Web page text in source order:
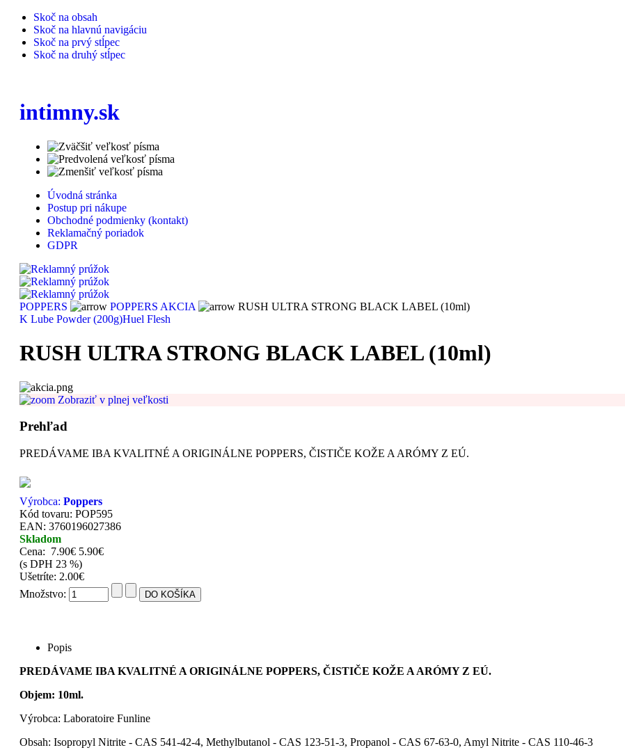
Skoč na obsah
Skoč na hlavnú navigáciu
Skoč na prvý stĺpec
Skoč na druhý stĺpec
intimny.sk
Úvodná stránka
Postup pri nákupe
Obchodné podmienky (kontakt)
Reklamačný poriadok
GDPR
POPPERS POPPERS AKCIA
RUSH ULTRA STRONG BLACK LABEL (10ml)
K Lube Powder (200g)Huel Flesh
RUSH ULTRA STRONG BLACK LABEL (10ml)
Zobraziť v plnej veľkosti
Prehľad
PREDÁVAME IBA KVALITNÉ A ORIGINÁLNE POPPERS, ČISTIČE KOŽE A ARÓMY Z EÚ.
Výrobca: Poppers
Kód tovaru: POP595
EAN: 3760196027386
Skladom
Cena: 7.90€ 5.90€
(s DPH 23 %)
Ušetríte: 2.00€
Množstvo:
Popis
PREDÁVAME IBA KVALITNÉ A ORIGINÁLNE POPPERS, ČISTIČE KOŽE A ARÓMY Z EÚ.
Objem: 10ml.
Výrobca: Laboratoire Funline
Obsah: Isopropyl Nitrite - CAS 541-42-4, Methylbutanol - CAS 123-51-3, Propanol - CAS 67-63-0, Amyl Nitrite - CAS 110-46-3